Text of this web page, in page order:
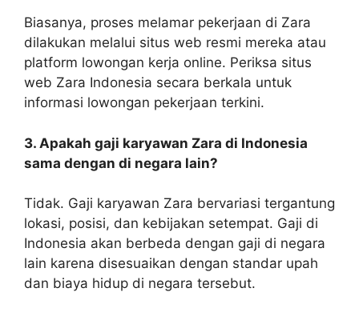
Biasanya, proses melamar pekerjaan di Zara
dilakukan melalui situs web resmi mereka atau
platform lowongan kerja online. Periksa situs
web Zara Indonesia secara berkala untuk
informasi lowongan pekerjaan terkini.
3. Apakah gaji karyawan Zara di Indonesia
sama dengan di negara lain?
Tidak. Gaji karyawan Zara bervariasi tergantung
lokasi, posisi, dan kebijakan setempat. Gaji di
Indonesia akan berbeda dengan gaji di negara
lain karena disesuaikan dengan standar upah
dan biaya hidup di negara tersebut.